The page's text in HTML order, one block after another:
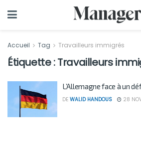
Accueil Tag Travailleurs immigrés
Étiquette :Travailleurs
L’Allemagne face à un
DE WALID HANDOUS 28